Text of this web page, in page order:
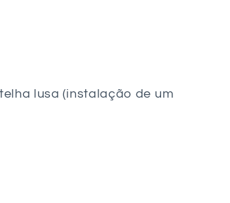
lusa (instalação de um